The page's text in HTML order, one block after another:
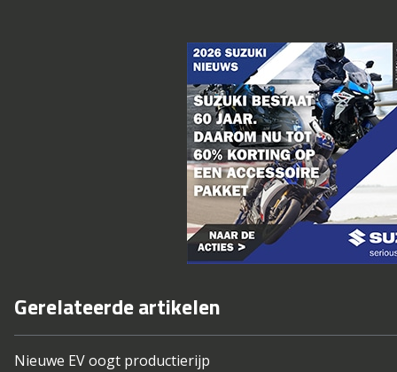
Gerelateerde artikelen
Nieuwe EV oogt productierijp